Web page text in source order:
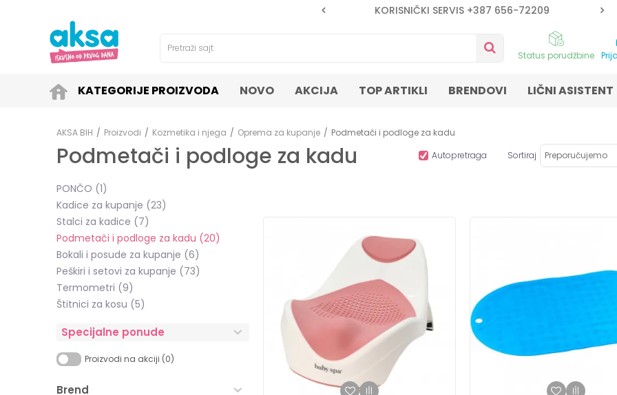
KORISNIČKI SERVIS +387 656-72209
Pretraži sajt
Status porudžbine
KATEGORIJE PROIZVODA NOVO AKCIJA TOP ARTIKLI BRENDOVI LIČNI ASISTENT
AKSA BIH Proizvodi Kozmetika i njega Oprema za kupanje Podmetači i podloge za kadu
Podmetači i podloge za kadu Autopretraga Sortiraj
PONČO (1)
Kadice za kupanje (23)
Stalci za kadice (7)
Podmetači i podloge za kadu (20)
Bokali i posude za kupanje (6)
Peškiri i setovi za kupanje (73)
Termometri (9)
Štitnici za kosu (5)
Specijalne ponude
Proizvodi na akciji (0)
Brend